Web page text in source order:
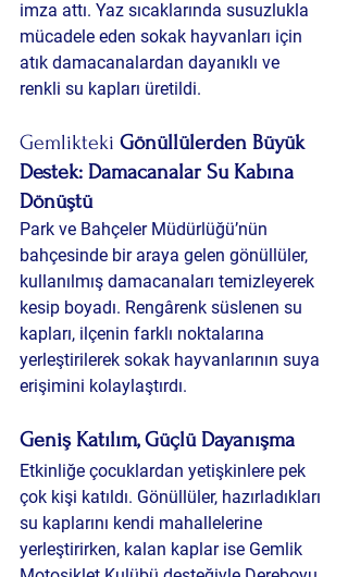
imza attı. Yaz sıcaklarında susuzlukla
mücadele eden sokak hayvanları için
atık damacanalardan dayanıklı ve
renkli su kapları üretildi.
Gemlikteki Gönüllülerden Büyük
Destek: Damacanalar Su Kabına
Dönüştü
Park ve Bahçeler Müdürlüğü’nün
bahçesinde bir araya gelen gönüllüler,
kullanılmış damacanaları temizleyerek
kesip boyadı. Rengârenk süslenen su
kapları, ilçenin farklı noktalarına
yerleştirilerek sokak hayvanlarının suya
erişimini kolaylaştırdı.
Geniş Katılım, Güçlü Dayanışma
Etkinliğe çocuklardan yetişkinlere pek
çok kişi katıldı. Gönüllüler, hazırladıkları
su kaplarını kendi mahallelerine
yerleştirirken, kalan kaplar ise Gemlik